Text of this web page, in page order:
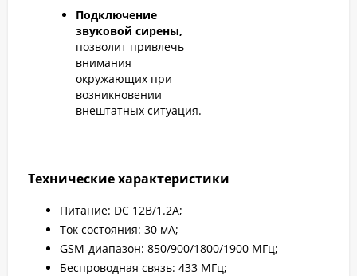
Подключение
звуковой сирены,
позволит привлечь
внимания
окружающих при
возникновении
внештатных ситуация.
Технические характеристики
Питание: DC 12В/1.2A;
Ток состояния: 30 мА;
GSM-диапазон: 850/900/1800/1900 МГц;
Беспроводная связь: 433 МГц;